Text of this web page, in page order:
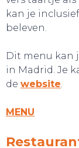
kan je
beleven.
Dit menu kan
in Madrid. Je
de website
MENU